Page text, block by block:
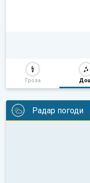
Гроза
Радар погоди